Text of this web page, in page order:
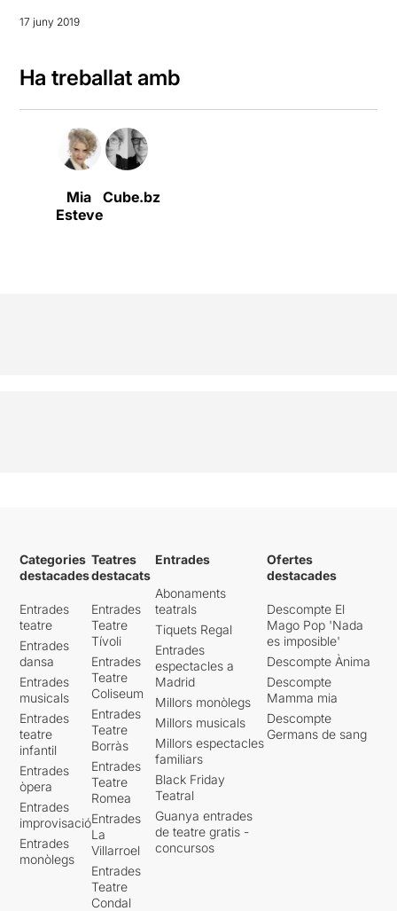
17 juny 2019
Ha treballat amb
Mia
Esteve
Cube.bz
Categories
destacades
Entrades
teatre
Entrades
dansa
Entrades
musicals
Entrades
teatre
infantil
Entrades
òpera
Entrades
improvisació
Entrades
monòlegs
Teatres
destacats
Entrades
Teatre
Tívoli
Entrades
Teatre
Coliseum
Entrades
Teatre
Borràs
Entrades
Teatre
Romea
Entrades
La
Villarroel
Entrades
Teatre
Condal
Entrades
Abonaments
teatrals
Tiquets Regal
Entrades
espectacles a
Madrid
Millors monòlegs
Millors musicals
Millors espectacles
familiars
Black Friday
Teatral
Guanya entrades
de teatre gratis -
concursos
Ofertes
destacades
Descompte El
Mago Pop 'Nada
es imposible'
Descompte Ànima
Descompte
Mamma mia
Descompte
Germans de sang